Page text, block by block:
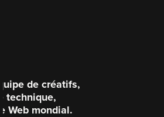
de créatifs,
technique,
Web mondial.